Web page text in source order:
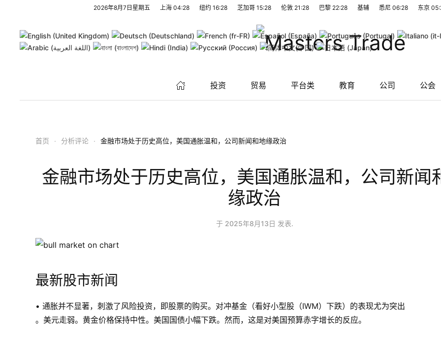
2026年8月7日星期五 上海 04:28 纽约 16:28 芝加哥 15:28 伦敦 21:28 巴黎 22:28 基辅 悉尼 06:28 东京
投资 贸易 平台类 教育 公司 公会
首页 分析评论 金融市场处于历史高位，美国通胀温和，公司新闻和地缘政治
金融市场处于历史高位，美国通胀温和，公司新闻
缘政治
于 2025年8月13日 发表.
最新股市新闻
• 通胀并不显著，刺激了风险投资，即股票的购买。对冲基金（看好小型股（IWM）下跌）的表现尤为突出
。美元走弱。黄金价格保持中性。美国国债小幅下跌。然而，这是对美国预算赤字增长的反应。